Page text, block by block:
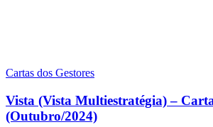
Cartas dos Gestores
Vista (Vista Multiestratégia) –
(Outubro/2024)